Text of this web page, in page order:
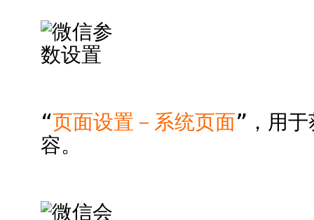
“页面设置－系统页面”，用
容。